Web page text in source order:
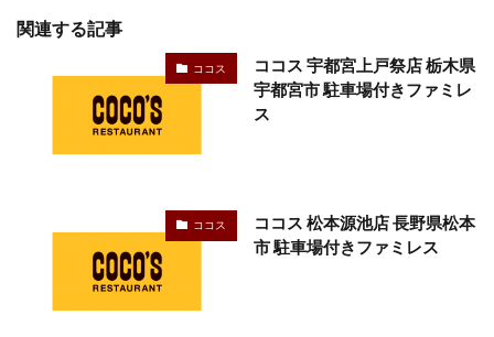
関連する記事
ココス
ココス 宇都宮上戸祭店 栃木県
宇都宮市 駐車場付きファミレ
ス
ココス
ココス 松本源池店 長野県松本
市 駐車場付きファミレス